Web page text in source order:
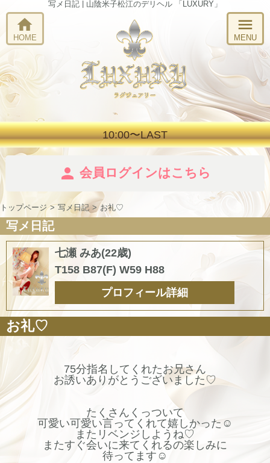
写メ日記 | 山陰米子松江のデリヘル 「LUXURY」
10:00〜LAST
home
HOME
menu
MENU
person 会員ログインはこちら
トップページ 写メ日記 お礼♡
写メ日記
七瀬 みあ(22歳)
T158 B87(F) W59 H88
プロフィール詳細
お礼♡
75分指名してくれたお兄さん
お誘いありがとうございました♡
たくさんくっついて
可愛い可愛い言ってくれて嬉しかった☺️
またリベンジしようね♡
またすぐ会いに来てくれるの楽しみに
待ってます☺️